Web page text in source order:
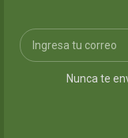
Nunca te